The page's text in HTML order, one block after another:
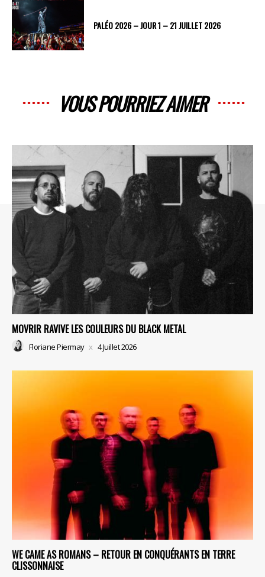
PALÉO 2026 – JOUR 1 – 21 JUILLET 2026
VOUS POURRIEZ AIMER
MOVRIR RAVIVE LES COULEURS DU BLACK METAL
Floriane Piermay 4 Juillet 2026
WE CAME AS ROMANS – RETOUR EN CONQUÉRANTS EN TERRE
CLISSONNAISE